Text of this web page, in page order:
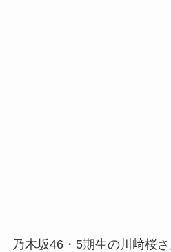
乃木坂46・5期生の川﨑桜